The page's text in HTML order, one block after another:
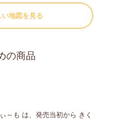
い地図を見る
の商品
～も は、発売当初から きく